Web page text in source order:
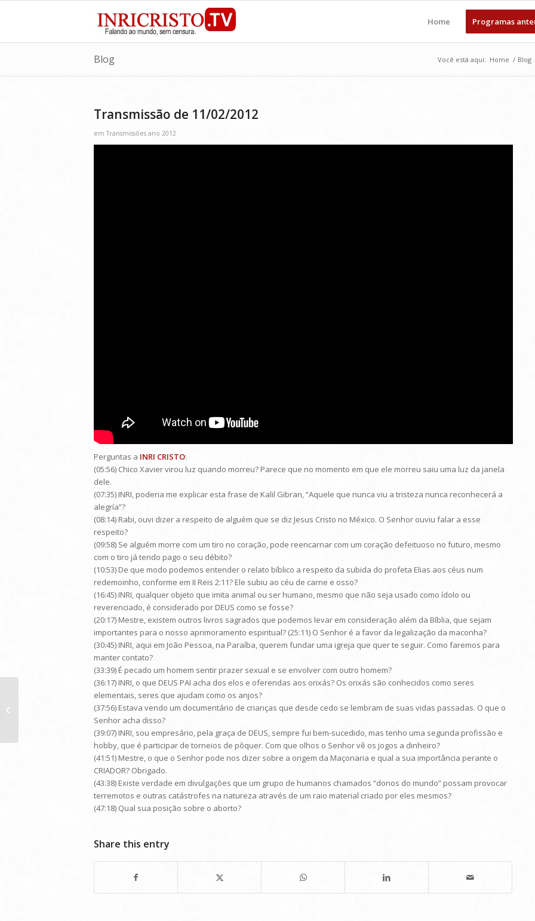
Home Programas
Blog Você está aqui: Home / Blog
Transmissão de 11/02/2012
emTransmissões ano 2012
Perguntas a INRI CRISTO:
(05:56) Chico Xavier virou luz quando morreu? Parece que no momento em que ele morreu saiu uma luz da janela
dele.
(07:35) INRI, poderia me explicar esta frase de Kalil Gibran, “Aquele que nunca viu a tristeza nunca reconhecerá a
alegría”?
(08:14) Rabi, ouvi dizer a respeito de alguém que se diz Jesus Cristo no México. O Senhor ouviu falar a esse
respeito?
(09:58) Se alguém morre com um tiro no coração, pode reencarnar com um coração defeituoso no futuro, mesmo
com o tiro já tendo pago o seu débito?
(10:53) De que modo podemos entender o relato bíblico a respeito da subida do profeta Elias aos céus num
redemoinho, conforme em II Reis 2:11? Ele subiu ao céu de carne e osso?
(16:45) INRI, qualquer objeto que imita animal ou ser humano, mesmo que não seja usado como ídolo ou
reverenciado, é considerado por DEUS como se fosse?
(20:17) Mestre, existem outros livros sagrados que podemos levar em consideração além da Bíblia, que sejam
importantes para o nosso aprimoramento espiritual? (25:11) O Senhor é a favor da legalização da maconha?
(30:45) INRI, aqui em João Pessoa, na Paraíba, querem fundar uma igreja que quer te seguir. Como faremos para
manter contato?
(33:39) É pecado um homem sentir prazer sexual e se envolver com outro homem?
(36:17) INRI, o que DEUS PAI acha dos elos e oferendas aos orixás? Os orixás são conhecidos como seres
elementais, seres que ajudam como os anjos?
(37:56) Estava vendo um documentário de crianças que desde cedo se lembram de suas vidas passadas. O que o
Senhor acha disso?
(39:07) INRI, sou empresário, pela graça de DEUS, sempre fui bem-sucedido, mas tenho uma segunda profissão e
hobby, que é participar de torneios de pôquer. Com que olhos o Senhor vê os jogos a dinheiro?
(41:51) Mestre, o que o Senhor pode nos dizer sobre a origem da Maçonaria e qual a sua importância perante o
CRIADOR? Obrigado.
(43:38) Existe verdade em divulgações que um grupo de humanos chamados “donos do mundo” possam provocar
terremotos e outras catástrofes na natureza através de um raio material criado por eles mesmos?
(47:18) Qual sua posição sobre o aborto?
Share this entry
Transmissão de 04/02/2012